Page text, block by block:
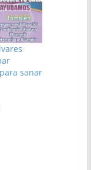
sanar